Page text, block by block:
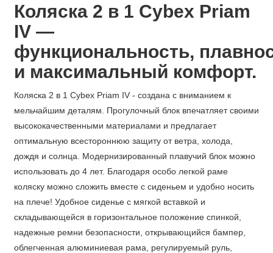
Коляска 2 в 1 Cybex Priam
IV —
функциональность,
и максимальный комфорт.
Коляска 2 в 1 Cybex Priam IV - создана с вниманием к
мельчайшим деталям. Прогулочный блок впечатляет своими
высококачественными материалами и предлагает
оптимальную всестороннюю защиту от ветра, холода,
дождя и солнца. Модернизированный плавучий блок можно
использовать до 4 лет. Благодаря особо легкой раме
коляску можно сложить вместе с сиденьем и удобно носить
на плече! Удобное сиденье с мягкой вставкой и
складывающейся в горизонтальное положение спинкой,
надежные ремни безопасности, открывающийся бампер,
облегченная алюминиевая рама, регулируемый руль,